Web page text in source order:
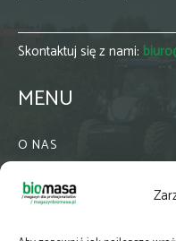
Skontaktuj się z nami:
MENU
O NAS
WSPÓŁPRACA